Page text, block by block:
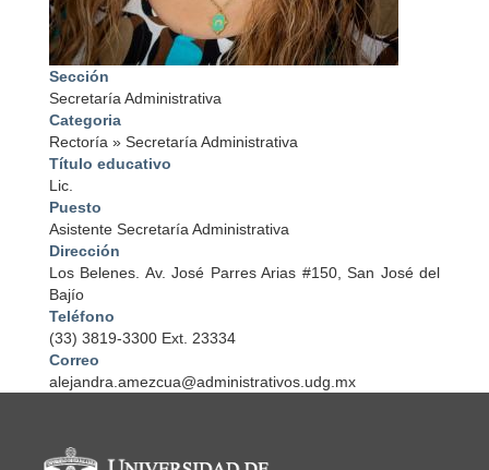
Sección
Secretaría Administrativa
Categoria
Rectoría » Secretaría Administrativa
Título educativo
Lic.
Puesto
Asistente Secretaría Administrativa
Dirección
Los Belenes. Av. José Parres Arias #150, San José del
Bajío
Teléfono
(33) 3819-3300 Ext. 23334
Correo
alejandra.amezcua@administrativos.udg.mx
Información del portal